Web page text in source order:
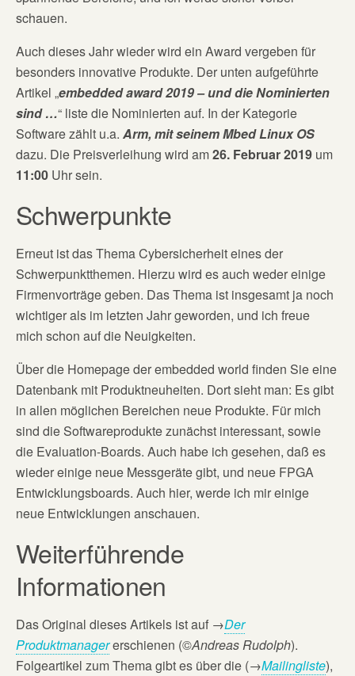
schauen.
Auch dieses Jahr wieder wird ein Award vergeben für
besonders innovative Produkte. Der unten aufgeführte
Artikel „embedded award 2019 – und die Nominierten
sind …“ liste die Nominierten auf. In der Kategorie
Software zählt u.a. Arm, mit seinem Mbed Linux OS
dazu. Die Preisverleihung wird am26. Februar 2019 um
11:00 Uhr sein.
Schwerpunkte
Erneut ist das Thema Cybersicherheit eines der
Schwerpunktthemen. Hierzu wird es auch weder einige
Firmenvorträge geben. Das Thema ist insgesamt ja noch
wichtiger als im letzten Jahr geworden, und ich freue
mich schon auf die Neuigkeiten.
Über die Homepage der embedded world finden Sie eine
Datenbank mit Produktneuheiten. Dort sieht man: Es gibt
in allen möglichen Bereichen neue Produkte. Für mich
sind die Softwareprodukte zunächst interessant, sowie
die Evaluation-Boards. Auch habe ich gesehen, daß es
wieder einige neue Messgeräte gibt, und neue FPGA
Entwicklungsboards. Auch hier, werde ich mir einige
neue Entwicklungen anschauen.
Weiterführende
Informationen
Das Original dieses Artikels ist auf →Der
Produktmanagererschienen (©Andreas Rudolph).
Folgeartikel zum Thema gibt es über die (→Mailingliste),